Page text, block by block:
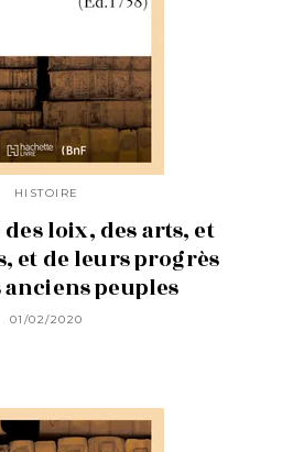
HISTOIRE
loix, des arts, et
et de leurs progrès
anciens peuples
01/02/2020